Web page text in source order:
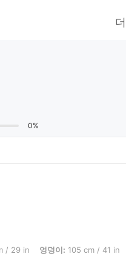
0%
105 cm / 41 in, 흉상: 92 cm / 36 in,
/ 29 in 엉덩이: 105 cm / 41 in